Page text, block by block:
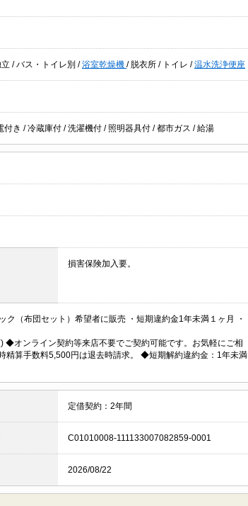
/バス・トイレ別 /浴室乾燥機 / 脱衣所 / トイレ /温水洗浄便座
付き /冷蔵庫付 /洗濯機付 / 照明器具付 /都市ガス /給湯
損害保険加入要。
（布団セット）希望者に販売 ・短期違約金1年未満１ヶ月 ・
オンライン契約等来店不要でご契約可能です。お気軽にご相
算手数料5,500円は退去時請求。 ◆短期解約違約金：1年未満
定借契約：2年間
C01010008-111133007082859-0001
2026/08/22